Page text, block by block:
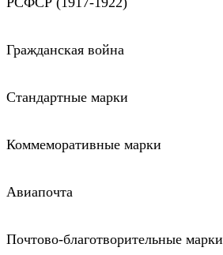
Гражданская война
Стандартные марки
Коммеморативные марки
Авиапочта
Почтово-благотворительные марки